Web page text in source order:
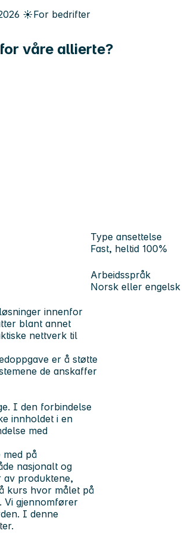
☀️For bedrifter
våre allierte?
Type ansettelse
Fast, heltid 100%
Arbeidsspråk
Norsk eller engelsk
innenfor
blant annet
nettverk til
er å støtte
de anskaffer
. I den forbindelse
innholdet i en
med
på
nasjonalt og
av produktene,
kurs hvor målet på
Vi gjennomfører
I denne